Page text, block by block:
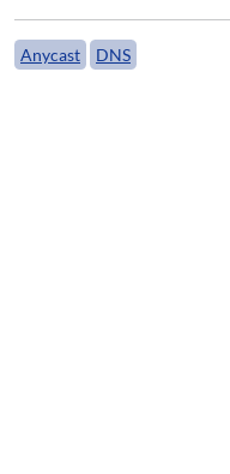
Anycast DNS